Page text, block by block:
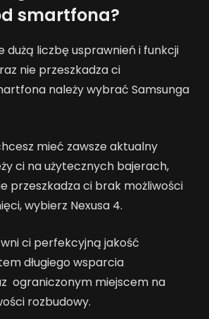
smartfona?
dużą liczbę usprawnień i funkcji
nie przeszkadza ci
należy wybrać Samsunga
mieć zawsze aktualny
ci na użytecznych bajerach,
przeszkadza ci brak możliwości
wybierz Nexusa 4.
ci perfekcyjną jakość
długiego wsparcia
ograniczonym miejscem na
rozbudowy.